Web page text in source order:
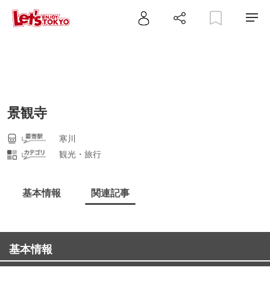
景観寺
寒川
観光・旅行
基本情報 関連記事
基本情報